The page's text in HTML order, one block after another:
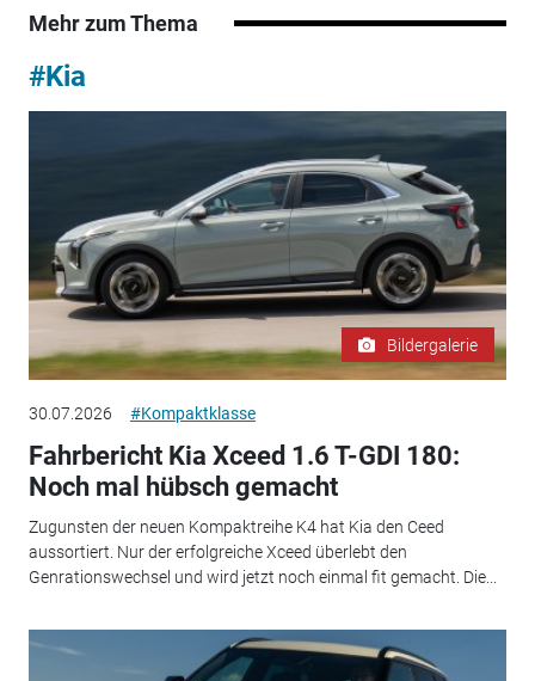
Mehr zum Thema
#Kia
Bildergalerie
30.07.2026 #Kompaktklasse
Fahrbericht Kia Xceed 1.6 T-GDI 180:
Noch mal hübsch gemacht
Zugunsten der neuen Kompaktreihe K4 hat Kia den Ceed
aussortiert. Nur der erfolgreiche Xceed überlebt den
Genrationswechsel und wird jetzt noch einmal fit gemacht. Die...